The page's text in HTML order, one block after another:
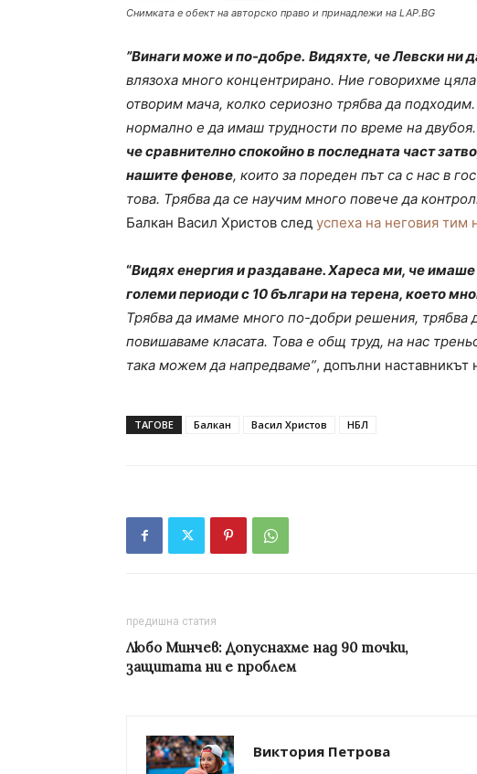
Снимката е обект на авторско право и принадлежи на LAP.BG
”Винаги може и по-добре. Видяхте, че Левски ни
влязоха много концентрирано. Ние говорихме
отворим мача, колко сериозно трябва да
нормално е да имаш трудности по време на двубоя.
че сравнително спокойно в последната част
нашите фенове, които за пореден път са с нас в
това. Трябва да се научим много повече да
Балкан Васил Христов след успеха на неговия тим
“Видях енергия и раздаване. Хареса ми, че
големи периоди с 10 българи на терена, което
Трябва да имаме много по-добри решения, трябва
повишаваме класата. Това е общ труд, на нас
така можем да напредваме”, допълни
ТАГОВЕ Балкан Васил Христов НБЛ
предишна статия
Любо Минчев: Допуснахме над 90 точки,
защитата ни е проблем
Виктория Петрова